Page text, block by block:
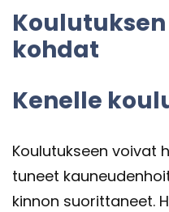
koh­dat
Ke­nel­le
Kou­lu­tuk­seen voi­vat
tu­neet
kin­non suo­rit­ta­neet.